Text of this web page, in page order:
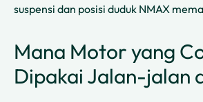
suspensi dan posisi duduk NMAX
Mana Motor yang
Dipakai Jalan-jalan